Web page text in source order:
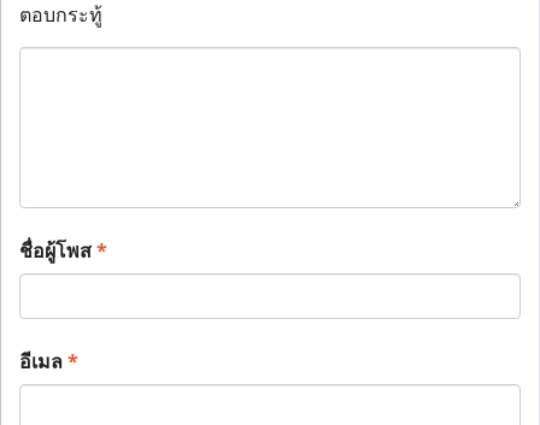
ตอบกระทู้
ชื่อผู้โพส*
อีเมล*